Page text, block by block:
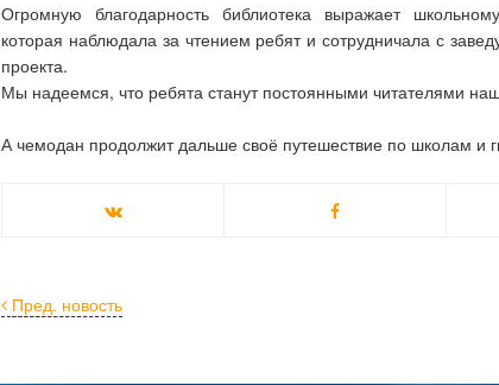
Огромную благодарность библиотека выражает
которая наблюдала за чтением ребят и сотрудничала с
проекта.
Мы надеемся, что ребята станут постоянными читателями
А чемодан продолжит дальше своё путешествие по школам и
Пред. новость